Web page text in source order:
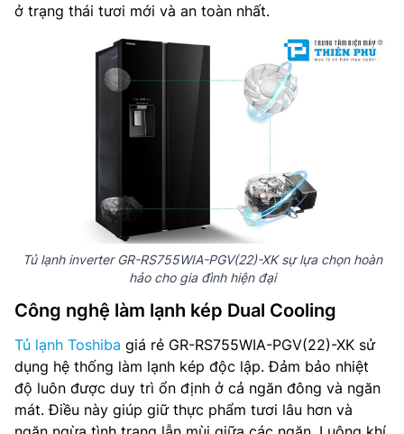
ở trạng thái tươi mới và an toàn nhất.
Tủ lạnh inverter GR-RS755WIA-PGV(22)-XK sự lựa chọn hoàn
hảo cho gia đình hiện đại
Công nghệ làm lạnh kép Dual Cooling
Tủ lạnh Toshiba giá rẻ GR-RS755WIA-PGV(22)-XK sử
dụng hệ thống làm lạnh kép độc lập. Đảm bảo nhiệt
độ luôn được duy trì ổn định ở cả ngăn đông và ngăn
mát. Điều này giúp giữ thực phẩm tươi lâu hơn và